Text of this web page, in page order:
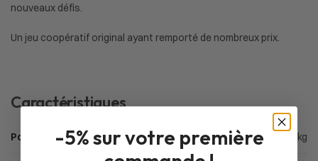
nouveaux défis.
Un jeu coopératif original ayant remporté de nombreux prix.
Caractéristiques
Poids 0,97 kg
-5% sur votre première